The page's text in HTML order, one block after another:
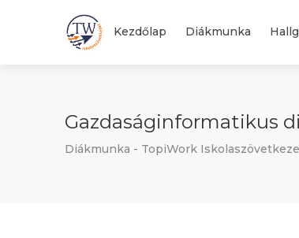
Kezdőlap Diákmunka
Gazdaságinformatikus
Diákmunka - TopiWork